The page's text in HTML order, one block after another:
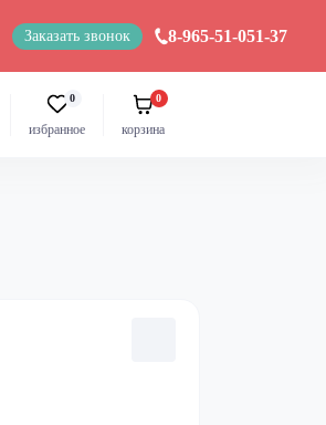
Заказать звонок 8-965-51-051-37
избранное
0
корзина
0